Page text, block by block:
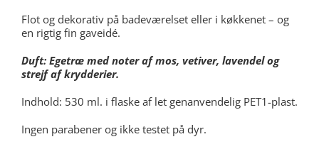
Flot og dekorativ på badeværelset eller i køkkenet – og
en rigtig fin gaveidé.
Duft: Egetræ med noter af mos, vetiver, lavendel og
strejf af krydderier.
Indhold: 530 ml. i flaske af let genanvendelig PET1-plast.
Ingen parabener og ikke testet på dyr.